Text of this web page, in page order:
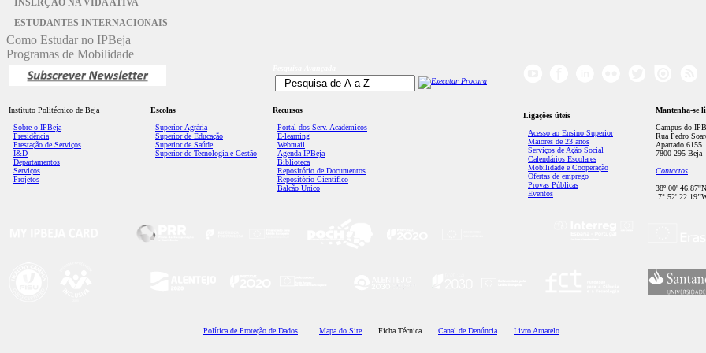
INSERÇÃO NA VIDA ATIVA
ESTUDANTES INTERNACIONAIS
Como Estudar no IPBeja
Programas de Mobilidade
Instituto Politécnico de Beja
Sobre o IPBeja
Presidência
Prestação de Serviços
I&D
Departamentos
Serviços
Projetos
Escolas
Superior Agrária
Superior de Educação
Superior de Saúde
Superior de Tecnologia e Gestão
Recursos
Portal dos Serv. Académicos
E-learning
Webmail
Agenda IPBeja
Biblioteca
Repositório de Documentos
Repositório Científico
Balcão Único
Ligações úteis
Acesso ao Ensino Superior
Maiores de 23 anos
Serviços de Ação Social
Calendários Escolares
Mobilidade e Cooperação
Ofertas de emprego
Provas Públicas
Eventos
Mantenha-se
Campus do
Rua Pedro
Apartado 6155
7800-295 Beja
Contactos
38º 00' 46.87''N
7° 52'
Política de Proteção de Dados Mapa do Site Ficha Técnica Canal de Denúncia Livro Amarelo